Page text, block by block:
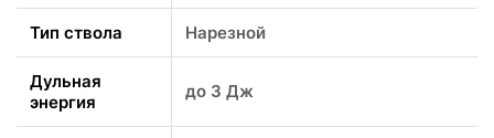
Тип ствола Нарезной
Дульная
энергия
до 3 Дж